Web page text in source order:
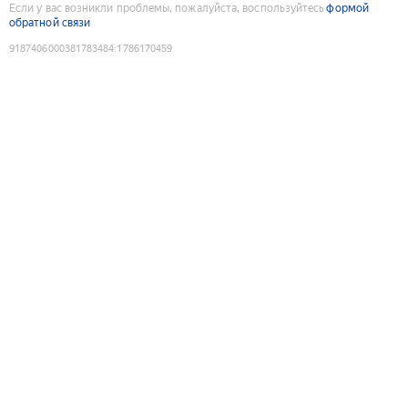
Если у вас возникли проблемы, пожалуйста, воспользуйтесьформой
обратной связи
9187406000381783484:1786170459